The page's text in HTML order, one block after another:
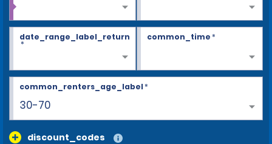
date_range_label_return
*
common_time*
30-70
common_renters_age_label*
discount_codes